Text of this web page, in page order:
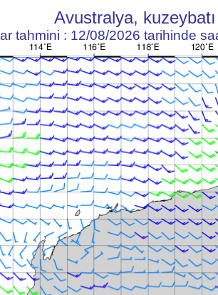
Avustralya, kuzeybatı
tahmini : 12/08/2026 tarihinde